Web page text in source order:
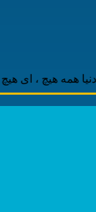
هیچ ، ‌ای هیچ